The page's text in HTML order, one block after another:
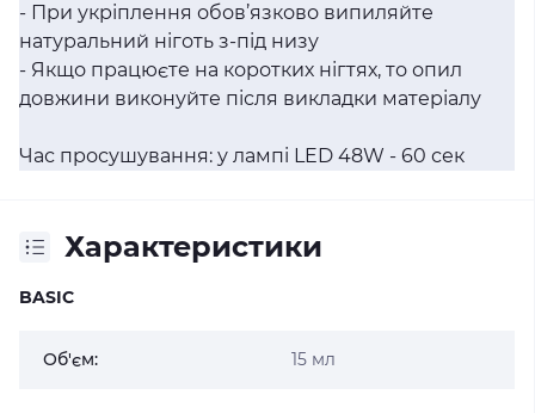
- При укріплення обов’язково випиляйте
натуральний ніготь з-під низу
- Якщо працюєте на коротких нігтях, то опил
довжини виконуйте після викладки матеріалу
Час просушування: у лампі LED 48W - 60 сек
Характеристики
BASIC
Об'єм: 15 мл